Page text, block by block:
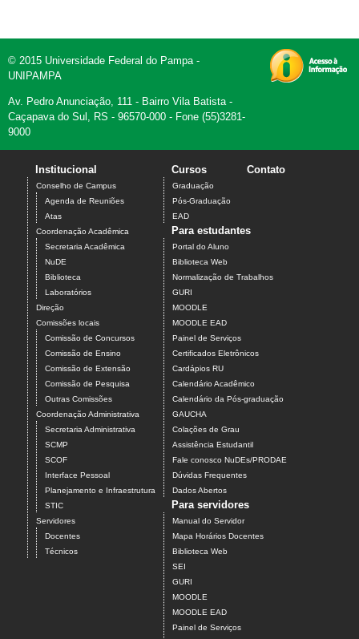
© 2015 Universidade Federal do Pampa -
UNIPAMPA
Av. Pedro Anunciação, 111 - Bairro Vila Batista -
Caçapava do Sul, RS - 96570-000 - Fone (55)3281-
9000
Institucional
Conselho de Campus
Agenda de Reuniões
Atas
Coordenação Acadêmica
Secretaria Acadêmica
NuDE
Biblioteca
Laboratórios
Direção
Comissões locais
Comissão de Concursos
Comissão de Ensino
Comissão de Extensão
Comissão de Pesquisa
Outras Comissões
Coordenação Administrativa
Secretaria Administrativa
SCMP
SCOF
Interface Pessoal
Planejamento e Infraestrutura
STIC
Servidores
Docentes
Técnicos
Cursos
Graduação
Pós-Graduação
EAD
Contato
Para estudantes
Portal do Aluno
Biblioteca Web
Normalização de Trabalhos
GURI
MOODLE
MOODLE EAD
Painel de Serviços
Certificados Eletrônicos
Cardápios RU
Calendário Acadêmico
Calendário da Pós-graduação
GAUCHA
Colações de Grau
Assistência Estudantil
Fale conosco NuDEs/PRODAE
Dúvidas Frequentes
Dados Abertos
Para servidores
Manual do Servidor
Mapa Horários Docentes
Biblioteca Web
SEI
GURI
MOODLE
MOODLE EAD
Painel de Serviços